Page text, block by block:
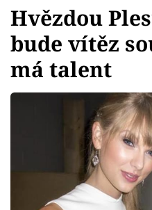
Témata
Showbyznys
Youtubeři
Sex a vztahy
Hvězdou
bude vítěz
má talent